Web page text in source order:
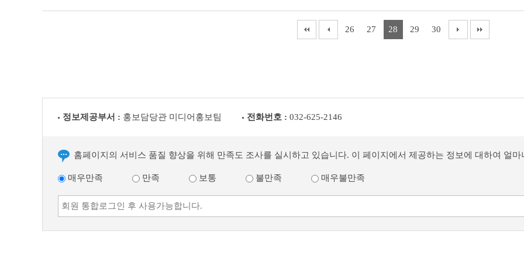
26 27 28 29 30
정보제공부서 : 홍보담당관 미디어홍보팀 전화번호 : 032-625-2146
홈페이지의 서비스 품질 향상을 위해 만족도 조사를 실시하고 있습니다. 이 페이지에서 제공하는 정보에 대하여 얼마
매우만족 만족 보통 불만족 매우불만족